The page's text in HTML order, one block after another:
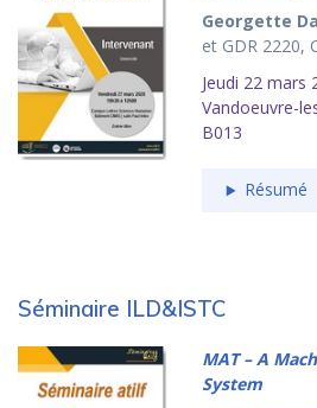
Georgette
et GDR 2220,
Jeudi 22 mars
Vandoeuvre-
B013
Résumé
Séminaire ILD&ISTC
MAT – A
System